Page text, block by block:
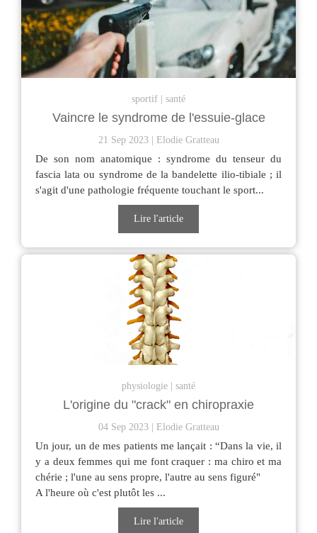
sportif santé
Vaincre le syndrome de l'essuie-glace
21 Sep 2023 Elodie Gratteau
De son nom anatomique : syndrome du tenseur du
fascia lata ou syndrome de la bandelette ilio-tibiale ; il
s'agit d'une pathologie fréquente touchant le sport...
Lire l'article
physiologie santé
L'origine du "crack" en chiropraxie
04 Sep 2023 Elodie Gratteau
Un jour, un de mes patients me lançait : “Dans la vie, il
y a deux femmes qui me font craquer : ma chiro et ma
chérie ; l'une au sens propre, l'autre au sens figuré"
A l'heure où c'est plutôt les ...
Lire l'article